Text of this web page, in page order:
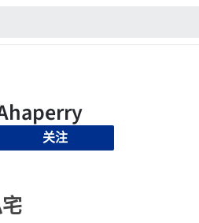
关注